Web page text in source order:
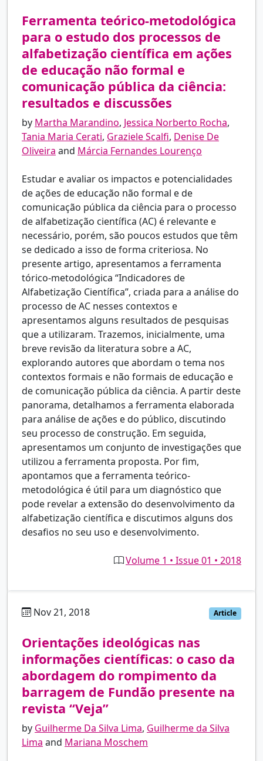
Ferramenta teórico-metodológica
para o estudo dos processos de
alfabetização científica em ações
de educação não formal e
comunicação pública da ciência:
resultados e discussões
by Martha Marandino, Jessica Norberto Rocha,
Tania Maria Cerati, Graziele Scalfi, Denise De
Oliveira and Márcia Fernandes Lourenço
Estudar e avaliar os impactos e potencialidades
de ações de educação não formal e de
comunicação pública da ciência para o processo
de alfabetização científica (AC) é relevante e
necessário, porém, são poucos estudos que têm
se dedicado a isso de forma criteriosa. No
presente artigo, apresentamos a ferramenta
tórico-metodológica “Indicadores de
Alfabetização Científica”, criada para a análise do
processo de AC nesses contextos e
apresentamos alguns resultados de pesquisas
que a utilizaram. Trazemos, inicialmente, uma
breve revisão da literatura sobre a AC,
explorando autores que abordam o tema nos
contextos formais e não formais de educação e
de comunicação pública da ciência. A partir deste
panorama, detalhamos a ferramenta elaborada
para análise de ações e do público, discutindo
seu processo de construção. Em seguida,
apresentamos um conjunto de investigações que
utilizou a ferramenta proposta. Por fim,
apontamos que a ferramenta teórico-
metodológica é útil para um diagnóstico que
pode revelar a extensão do desenvolvimento da
alfabetização científica e discutimos alguns dos
desafios no seu uso e desenvolvimento.
Volume 1 • Issue 01 • 2018
Nov 21, 2018 Article
Orientações ideológicas nas
informações científicas: o caso da
abordagem do rompimento da
barragem de Fundão presente na
revista “Veja”
by Guilherme Da Silva Lima, Guilherme da Silva
Lima and Mariana Moschem